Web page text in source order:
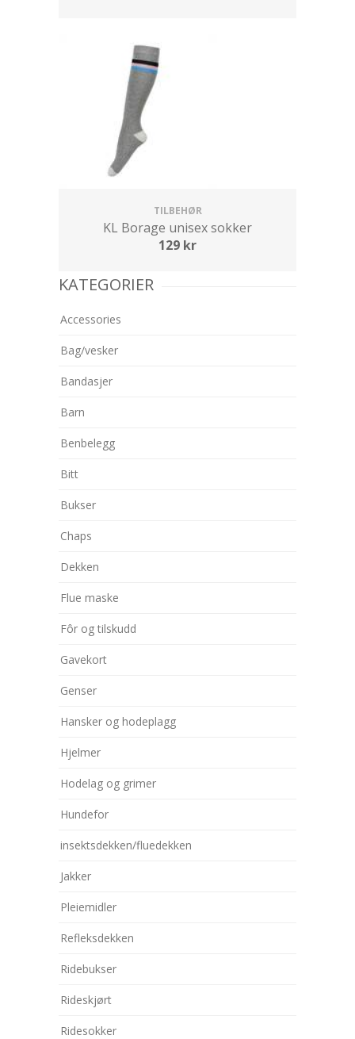
TILBEHØR
KL Borage unisex sokker
129 kr
KATEGORIER
Accessories
Bag/vesker
Bandasjer
Barn
Benbelegg
Bitt
Bukser
Chaps
Dekken
Flue maske
Fôr og tilskudd
Gavekort
Genser
Hansker og hodeplagg
Hjelmer
Hodelag og grimer
Hundefor
insektsdekken/fluedekken
Jakker
Pleiemidler
Refleksdekken
Ridebukser
Rideskjørt
Ridesokker